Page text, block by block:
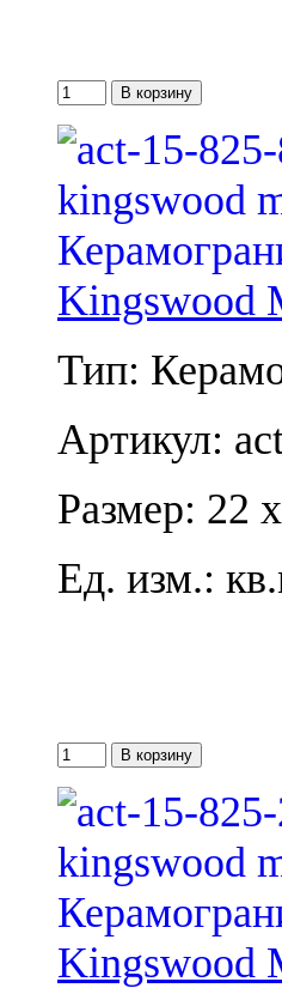
Kingswood
Тип:
Артикул:
Размер: 22
Ед. изм.:
Kingswood